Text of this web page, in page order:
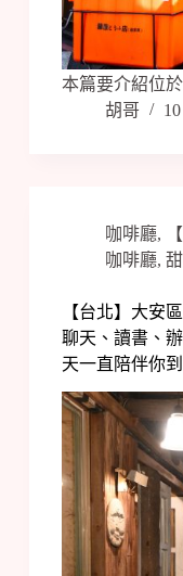
本篇要介紹位
胡哥
咖啡廳,
咖啡廳,
【台北】大安
聊天、讀書、
天一直陪伴你